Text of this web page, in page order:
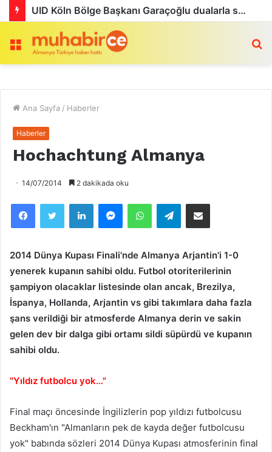
UID Köln Bölge Başkanı Garaçoğlu dualarla son yolculuğuna uğurlandı
Menü
Ana Sayfa / Haberler
Haberler
Hochachtung Almanya
14/07/2014 2 dakikada oku
Telegram
2014 Dünya Kupası Finali'nde Almanya Arjantin'i 1-0
yenerek kupanın sahibi oldu. Futbol otoriterilerinin
şampiyon olacaklar listesinde olan ancak, Brezilya,
İspanya, Hollanda, Arjantin vs gibi takımlara daha fazla
şans verildiği bir atmosferde Almanya derin ve sakin
gelen dev bir dalga gibi ortamı sildi süpürdü ve kupanın
sahibi oldu.
"Yıldız futbolcu yok…"
Final maçı öncesinde İngilizlerin pop yıldızı futbolcusu
Beckham'ın "Almanların pek de kayda değer futbolcusu
yok" babında sözleri 2014 Dünya Kupası atmosferinin final